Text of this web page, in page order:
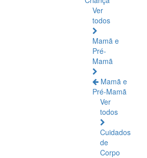
Ver
todos
Mamã e
Pré-
Mamã
Mamã e
Pré-Mamã
Ver
todos
Cuidados
de
Corpo